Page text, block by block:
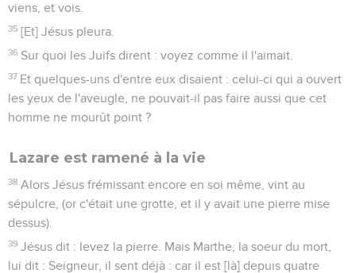
viens, et vois.
35 [Et] Jésus pleura.
36 Sur quoi les Juifs dirent : voyez comme il l'aimait.
37 Et quelques-uns d'entre eux disaient : celui-ci qui a ouvert
les yeux de l'aveugle, ne pouvait-il pas faire aussi que cet
homme ne mourût point ?
Lazare est ramené à la vie
38 Alors Jésus frémissant encore en soi même, vint au
sépulcre, (or c'était une grotte, et il y avait une pierre mise
dessus).
39 Jésus dit : levez la pierre. Mais Marthe, la soeur du mort,
lui dit : Seigneur, il sent déjà : car il est [là] depuis quatre